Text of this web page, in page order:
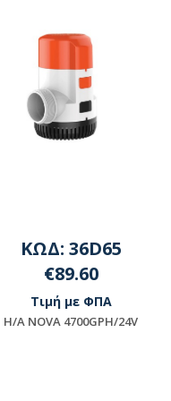
ΚΩΔ: 36D65
€89.60
Τιμή με ΦΠΑ
H/A NOVA 4700GPH/24V